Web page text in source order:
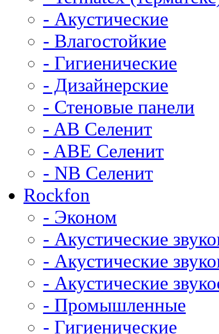
- Акустические
- Влагостойкие
- Гигиенические
- Дизайнерские
- Стеновые панели
- AB Селенит
- ABE Селенит
- NB Селенит
Rockfon
- Эконом
- Акустические
- Акустические
- Акустические
- Промышленные
- Гигиенические